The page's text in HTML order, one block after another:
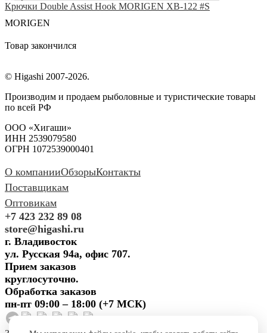
Крючки Double Assist Hook MORIGEN XB-122 #S
MORIGEN
Товар закончился
© Higashi 2007-2026.
Производим и продаем рыболовные и туристические товары
по всей РФ
ООО «Хигаши»
ИНН 2539079580
ОГРН 1072539000401
О компанииОбзорыКонтакты
Поставщикам
Оптовикам
+7 423 232 89 08
store@higashi.ru
г. Владивосток
ул. Русская 94а, офис 707.
Прием заказов
круглосуточно.
Обработка заказов
пн-пт 09:00 – 18:00 (+7 МСК)